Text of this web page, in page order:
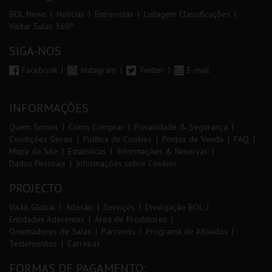
BOL News Noticias Entrevistas
Listagem Classificações
Visitar Salas 360º
SIGA-NOS
Facebook Instagram Twitter E-mail
INFORMAÇÕES
Quem Somos Como Comprar
Privacidade & Segurança
Condições Gerais
Política de Cookies Pontos de Venda
FAQ
Mapa de Site
Estatísticas
Informações & Reservas
Dados Pessoais
Informações sobre Cookies
PROJECTO
Visão Global Adesão Serviços
Divulgação BOL
Entidades Aderentes
Área de Produtores
Orientadores de Salas
Parceiros
Programa de Afiliados
Testemunhos
Carreiras
FORMAS DE PAGAMENTO: